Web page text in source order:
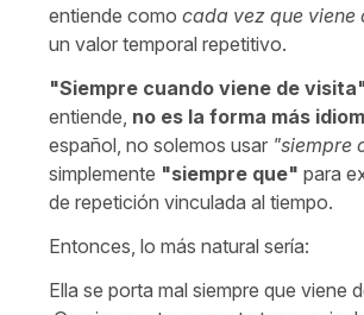
entiende como cada vez que viene
un valor temporal repetitivo.
"Siempre cuando viene de visita
entiende, no es la forma más
español, no solemos usar "siempre
simplemente "siempre que" para
de repetición vinculada al tiempo.
Entonces, lo más natural sería:
Ella se porta mal siempre que viene